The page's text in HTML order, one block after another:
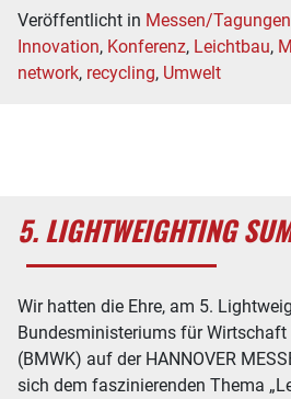
Veröffentlicht in Messen/Tagungen
Innovation, Konferenz, Leichtbau,
network, recycling, Umwelt
5. LIGHTWEIGHTING
Wir hatten die Ehre, am 5.
Bundesministeriums für
(BMWK) auf der HANNOVER
sich dem faszinierenden Thema